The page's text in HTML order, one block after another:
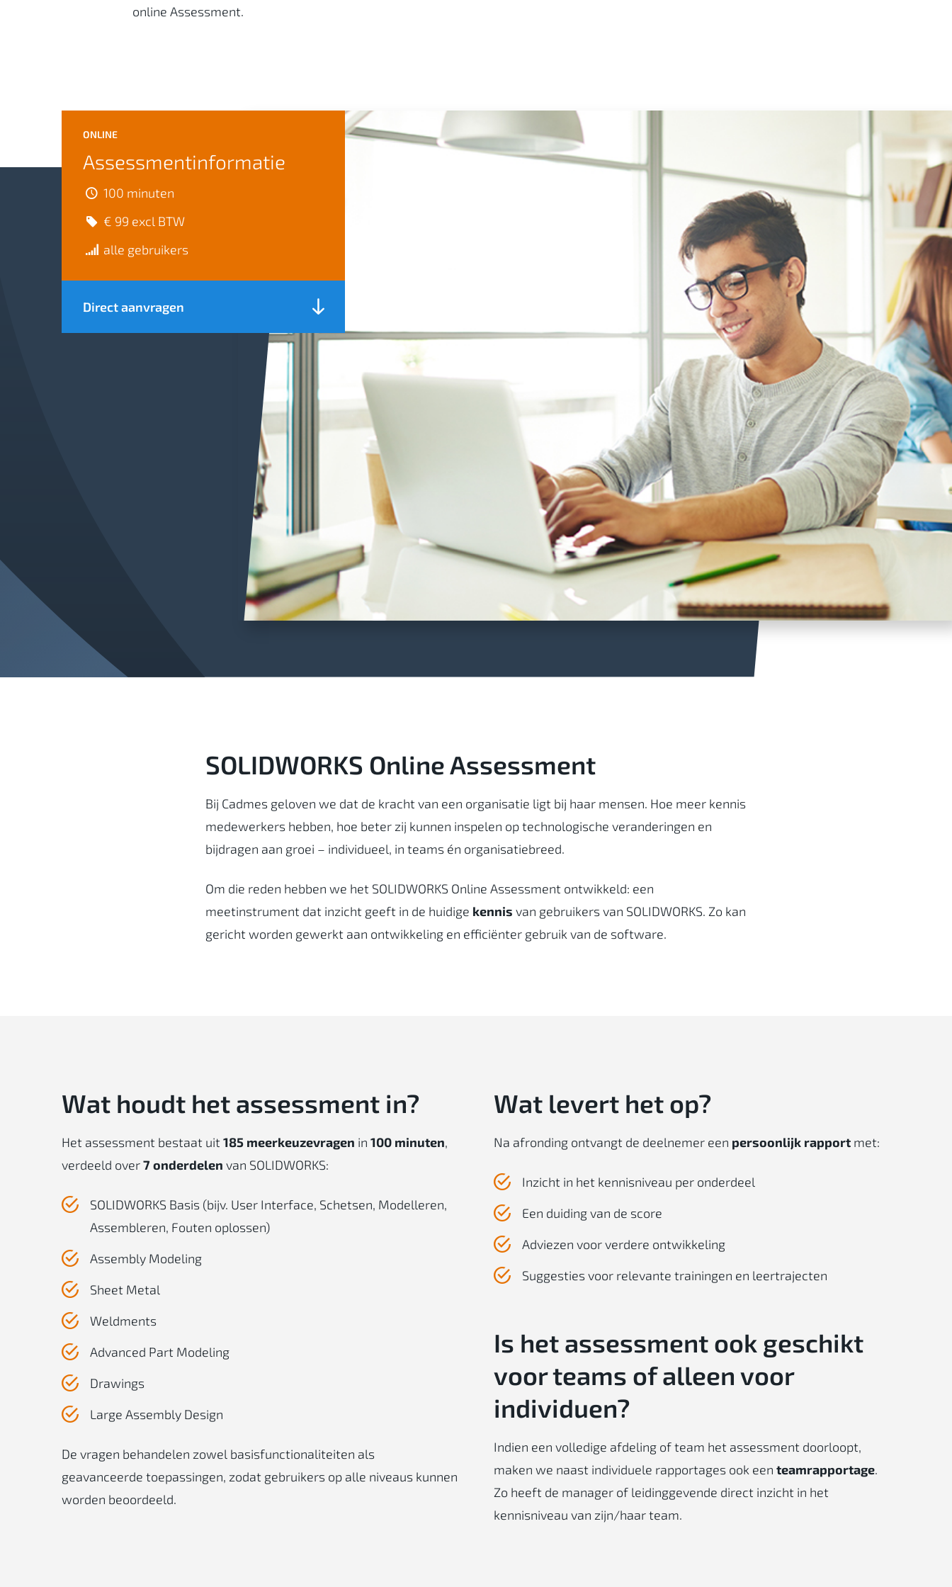
online Assessment.
ONLINE
Assessmentinformatie
100 minuten
€ 99 excl BTW
alle gebruikers
Direct aanvragen
SOLIDWORKS Online Assessment
Bij Cadmes geloven we dat de kracht van een organisatie ligt bij haar mensen. Hoe meer kennis
medewerkers hebben, hoe beter zij kunnen inspelen op technologische veranderingen en
bijdragen aan groei – individueel, in teams én organisatiebreed.
Om die reden hebben we het SOLIDWORKS Online Assessment ontwikkeld: een
meetinstrument dat inzicht geeft in de huidige kennis van gebruikers van SOLIDWORKS. Zo kan
gericht worden gewerkt aan ontwikkeling en efficiënter gebruik van de software.
Wat houdt het assessment in?
Het assessment bestaat uit185 meerkeuzevragen in 100 minuten,
verdeeld over7 onderdelen van SOLIDWORKS:
SOLIDWORKS Basis (bijv. User Interface, Schetsen, Modelleren,
Assembleren, Fouten oplossen)
Assembly Modeling
Sheet Metal
Weldments
Advanced Part Modeling
Drawings
Large Assembly Design
De vragen behandelen zowel basisfunctionaliteiten als
geavanceerde toepassingen, zodat gebruikers op alle niveaus kunnen
worden beoordeeld.
Wat levert het op?
Na afronding ontvangt de deelnemer een persoonlijk rapport met:
Inzicht in het kennisniveau per onderdeel
Een duiding van de score
Adviezen voor verdere ontwikkeling
Suggesties voor relevante trainingen en leertrajecten
Is het assessment ook geschikt
voor teams of alleen voor
individuen?
Indien een volledige afdeling of team het assessment doorloopt,
maken we naast individuele rapportages ook een teamrapportage.
Zo heeft de manager of leidinggevende direct inzicht in het
kennisniveau van zijn/haar team.